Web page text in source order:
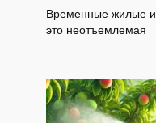
Временные жилые и
это неотъемлемая